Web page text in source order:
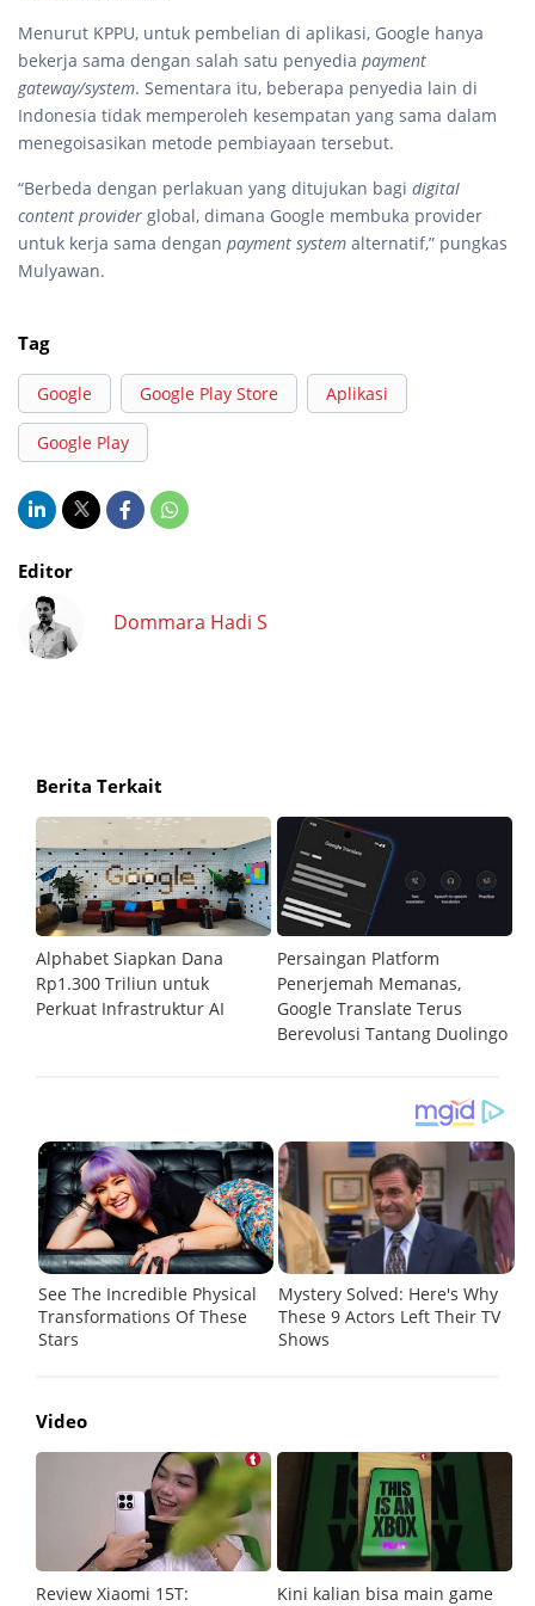
Menurut KPPU, untuk pembelian di aplikasi, Google hanya
bekerja sama dengan salah satu penyedia payment
gateway/system. Sementara itu, beberapa penyedia lain di
Indonesia tidak memperoleh kesempatan yang sama dalam
menegoisasikan metode pembiayaan tersebut.
“Berbeda dengan perlakuan yang ditujukan bagi digital
content provider global, dimana Google membuka provider
untuk kerja sama dengan payment system alternatif,” pungkas
Mulyawan.
Tag
Google Google Play Store Aplikasi
Google Play
Editor
Dommara Hadi S
Berita Terkait
Alphabet Siapkan Dana
Rp1.300 Triliun untuk
Perkuat Infrastruktur AI
Persaingan Platform
Penerjemah Memanas,
Google Translate Terus
Berevolusi Tantang Duolingo
Video
Review Xiaomi 15T: Kini kalian bisa main game